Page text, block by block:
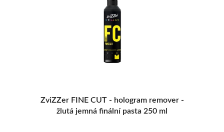
ZviZZer FINE CUT - hologram remover -
žlutá jemná finální pasta 250 ml